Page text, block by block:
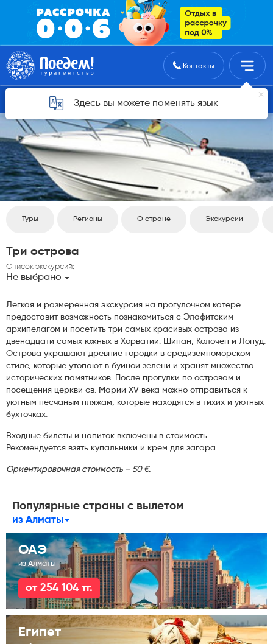
Поиск туровКонтакты
Здесь вы можете поменять язык
Вернуться назад
Туры Регионы О стране Экскурсии
Три острова
Список экскурсий:
Не выбрано
Легкая и размеренная экскурсия на прогулочном катере
предоставит возможность познакомиться с Элафитским
архипелагом и посетить три самых красивых острова из
двенадцати самых южных в Хорватии: Шипан, Колочеп и Лопуд.
Острова украшают древние городки в средиземноморском
стиле, которые утопают в буйной зелени и хранят множество
исторических памятников. После прогулки по островам и
посещения церкви св. Марии XV века можно отправиться к
уютным песчаным пляжам, которые находятся в тихих и уютных
бухточках.
Входные билеты и напиток включены в стоимость.
Рекомендуется взять купальники и крем для загара.
Ориентировочная стоимость – 50 €.
Популярные страны с вылетом
из Алматы
ОАЭ
из Алматы
от 254 104 тг.
Египет